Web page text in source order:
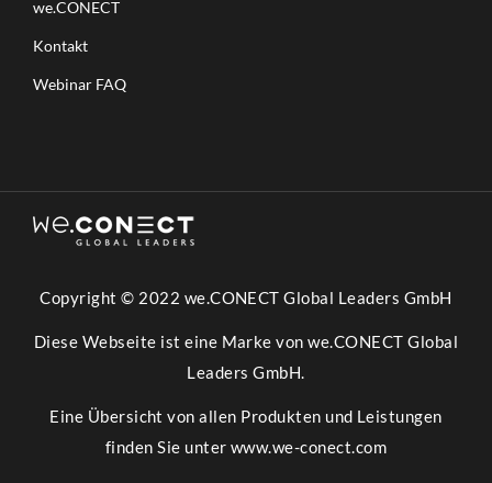
we.CONECT
Kontakt
Webinar FAQ
Copyright © 2022 we.CONECT Global Leaders GmbH
Diese Webseite ist eine Marke von we.CONECT Global
Leaders GmbH.
Eine Übersicht von allen Produkten und Leistungen
finden Sie unter www.we-conect.com